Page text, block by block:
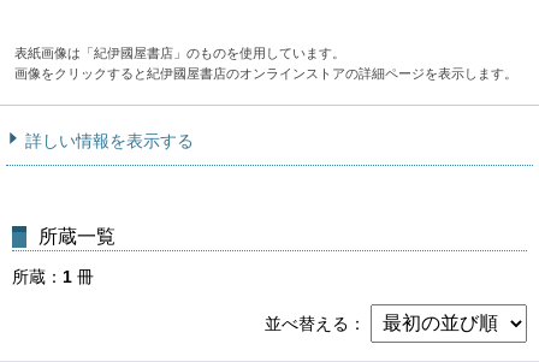
表紙画像は「紀伊國屋書店」のものを使用しています。
画像をクリックすると紀伊國屋書店のオンラインストアの詳細ページを表示します。
詳しい情報を表示する
所蔵一覧
所蔵 1 冊
並べ替える